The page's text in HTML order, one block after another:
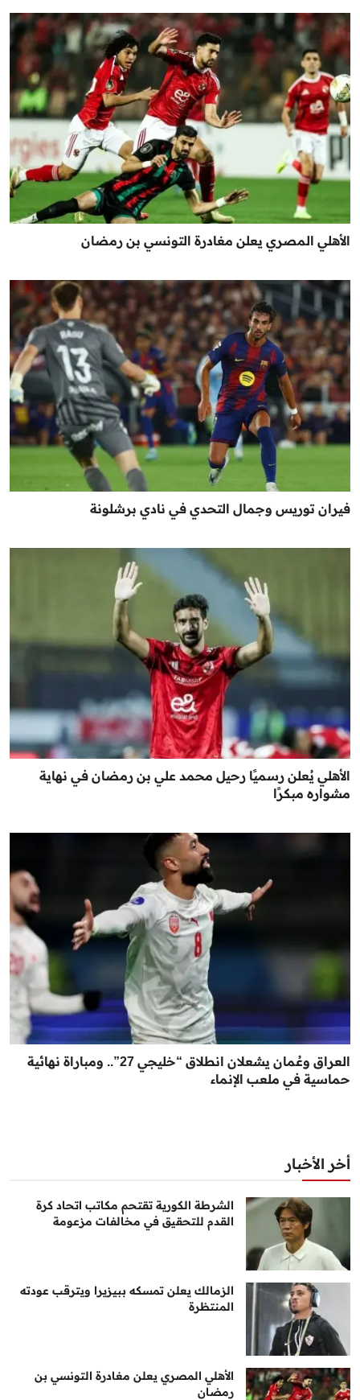
الأهلي المصري يعلن مغادرة التونسي بن رمضان
فيران توريس وجمال التحدي في نادي برشلونة
الأهلي يُعلن رسميًا رحيل محمد علي بن رمضان في نهاية
مشواره مبكرًا
العراق وعُمان يشعلان انطلاق “خليجي 27”.. ومباراة نهائية
حماسية في ملعب الإنماء
أخر الأخبار
الشرطة الكورية تقتحم مكاتب اتحاد كرة
القدم للتحقيق في مخالفات مزعومة
الزمالك يعلن تمسكه ببيزيرا ويترقب عودته
المنتظرة
الأهلي المصري يعلن مغادرة التونسي بن
رمضان